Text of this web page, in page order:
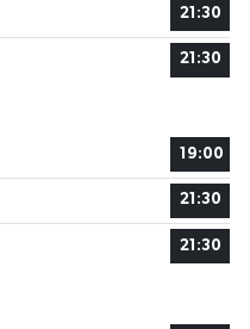
21:30
21:30
19:00
21:30
21:30